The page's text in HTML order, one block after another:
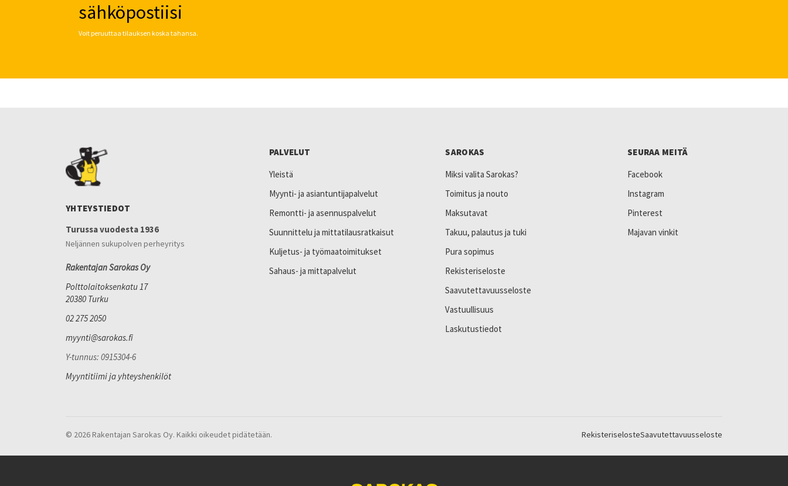
sähköpostiisi
Voit peruuttaa tilauksen koska tahansa.
YHTEYSTIEDOT
Turussa vuodesta 1936
Neljännen sukupolven perheyritys
Rakentajan Sarokas Oy
Polttolaitoksenkatu 17
20380 Turku
02 275 2050
myynti@sarokas.fi
Y-tunnus: 0915304-6
Myyntitiimi ja yhteyshenkilöt
PALVELUT
Yleistä
Myynti- ja asiantuntijapalvelut
Remontti- ja asennuspalvelut
Suunnittelu ja mittatilausratkaisut
Kuljetus- ja työmaatoimitukset
Sahaus- ja mittapalvelut
SAROKAS
Miksi valita Sarokas?
Toimitus ja nouto
Maksutavat
Takuu, palautus ja tuki
Pura sopimus
Rekisteriseloste
Saavutettavuusseloste
Vastuullisuus
Laskutustiedot
SEURAA MEITÄ
Facebook
Instagram
Pinterest
Majavan vinkit
© 2026 Rakentajan Sarokas Oy. Kaikki oikeudet pidätetään. RekisteriselosteSaavutettavuusseloste